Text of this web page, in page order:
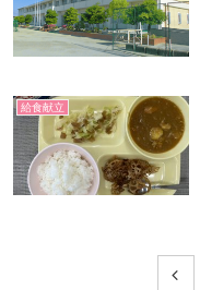
給食献立